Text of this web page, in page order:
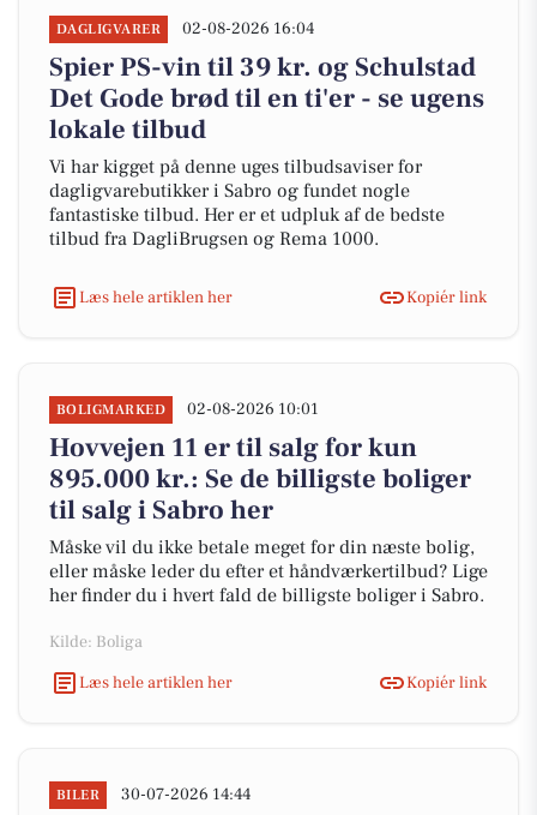
DAGLIGVARER 02-08-2026 16:04
Spier PS-vin til 39 kr. og Schulstad
Det Gode brød til en ti'er - se ugens
lokale tilbud
Vi har kigget på denne uges tilbudsaviser for
dagligvarebutikker i Sabro og fundet nogle
fantastiske tilbud. Her er et udpluk af de bedste
tilbud fra DagliBrugsen og Rema 1000.
Læs hele artiklen her Kopiér link
BOLIGMARKED 02-08-2026 10:01
Hovvejen 11 er til salg for kun
895.000 kr.: Se de billigste boliger
til salg i Sabro her
Måske vil du ikke betale meget for din næste bolig,
eller måske leder du efter et håndværkertilbud? Lige
her finder du i hvert fald de billigste boliger i Sabro.
Kilde: Boliga
Læs hele artiklen her
Kopiér link
BILER 30-07-2026 14:44